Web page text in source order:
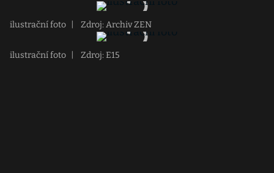
ilustrační foto Zdroj: Archiv ZEN
ilustrační foto Zdroj: E15